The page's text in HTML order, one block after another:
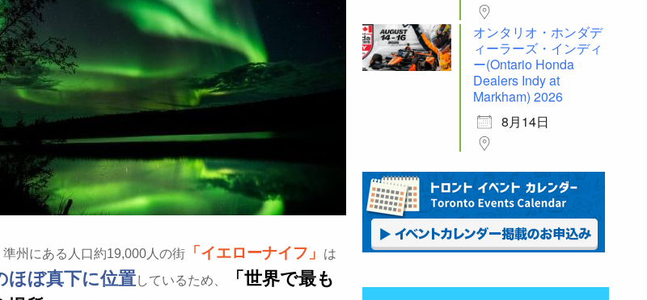
州にある人口約19,000人の街 「イエローナイフ」 は
ほぼ真下に位置しているため、
「世界で最も
オンタリオ・ホンダデ
ィーラーズ・インディ
ー(Ontario Honda
Dealers Indy at
Markham) 2026
8月14日